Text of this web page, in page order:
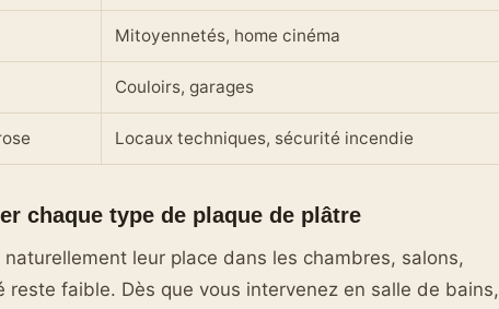
Mitoyennetés, home cinéma
Couloirs, garages
Locaux techniques, sécurité incendie
chaque type de plaque de plâtre
leur place dans les chambres, salons,
reste faible. Dès que vous intervenez en salle de bains,